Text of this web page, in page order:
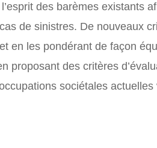
des barèmes existants
de sinistres. De nouveaux
en les pondérant de façon
proposant des critères
sociétales